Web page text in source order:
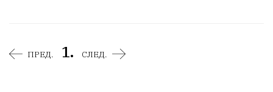
ПРЕД. 1. СЛЕД.